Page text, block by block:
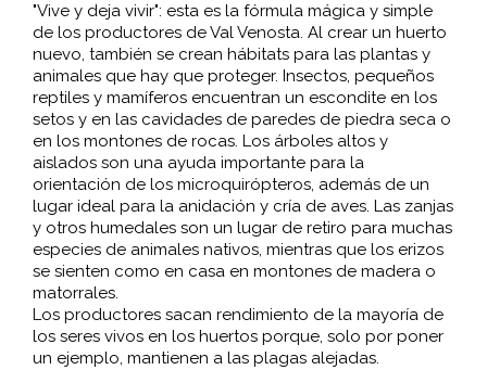
"Vive y deja vivir": esta es la fórmula mágica y simple
de los productores de Val Venosta. Al crear un huerto
nuevo, también se crean hábitats para las plantas y
animales que hay que proteger. Insectos, pequeños
reptiles y mamíferos encuentran un escondite en los
setos y en las cavidades de paredes de piedra seca o
en los montones de rocas. Los árboles altos y
aislados son una ayuda importante para la
orientación de los microquirópteros, además de un
lugar ideal para la anidación y cría de aves. Las zanjas
y otros humedales son un lugar de retiro para muchas
especies de animales nativos, mientras que los erizos
se sienten como en casa en montones de madera o
matorrales.
Los productores sacan rendimiento de la mayoría de
los seres vivos en los huertos porque, solo por poner
un ejemplo, mantienen a las plagas alejadas.